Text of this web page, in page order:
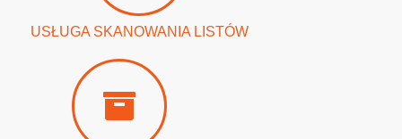
USŁUGA SKANOWANIA LISTÓW